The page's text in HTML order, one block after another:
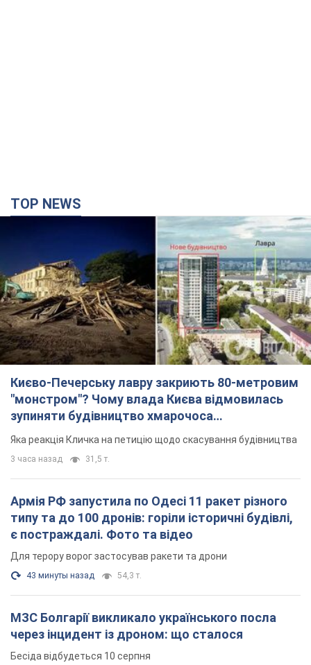
Києво-Печерську лавру закриють 80-метровим
"монстром"? Чому влада Києва відмовилась
зупиняти будівництво хмарочоса
"московського вірянина"
Яка реакція Кличка на петицію щодо скасування будівництва
3 часа назад 31,5 т.
Армія РФ запустила по Одесі 11 ракет різного
типу та до 100 дронів: горіли історичні будівлі,
є постраждалі. Фото та відео
Для терору ворог застосував ракети та дрони
43 минуты назад 54,3 т.
МЗС Болгарії викликало українського посла
через інцидент із дроном: що сталося
3 часа назад